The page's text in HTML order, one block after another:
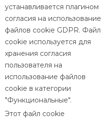
устанавливается плагином
согласия на использование
файлов cookie GDPR. Файл
cookie используется для
хранения согласия
пользователя на
использование файлов
cookie в категории
"Функциональные".
Этот файл cookie